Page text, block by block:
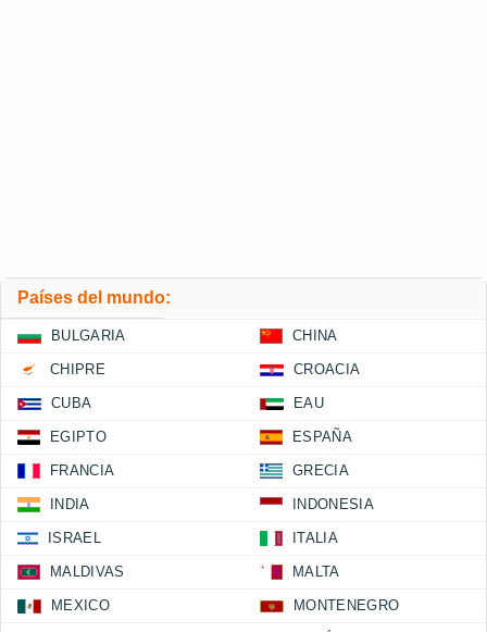
Países del mundo:
BULGARIA CHINA
CHIPRE CROACIA
CUBA EAU
EGIPTO ESPAÑA
FRANCIA GRECIA
INDIA INDONESIA
ISRAEL ITALIA
MALDIVAS MALTA
MEXICO MONTENEGRO